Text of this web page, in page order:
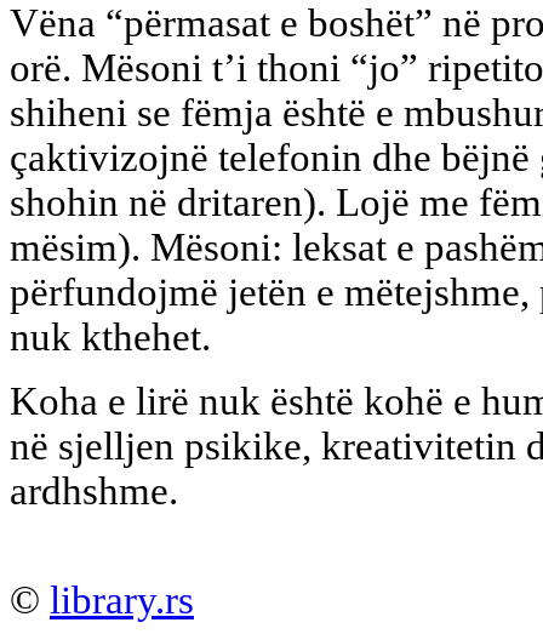
Vëna “përmasat e boshët” në
orë. Mësoni t’i thoni “jo”
shiheni se fëmja është e
çaktivizojnë telefonin dhe bëjnë
shohin në dritaren). Lojë me
mësim). Mësoni: leksat e
përfundojmë jetën e
nuk kthehet.
Koha e lirë nuk është kohë e
në sjelljen psikike, kreativitetin
ardhshme.
© library.rs